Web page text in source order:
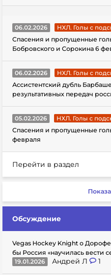
06.02.2026
НХЛ. Голы с
Спасения и пропущенные
Бобровского и Сорокина 6
06.02.2026
НХЛ. Голы с
Ассистентский дубль
результативных передач
05.02.2026
НХЛ. Голы с
Спасения и пропущенные
февраля
Перейти в раздел
Обсуждение
Vegas Hockey Knight о
бы Россия «научилась вести
19.01.2026
Андрей Л 1